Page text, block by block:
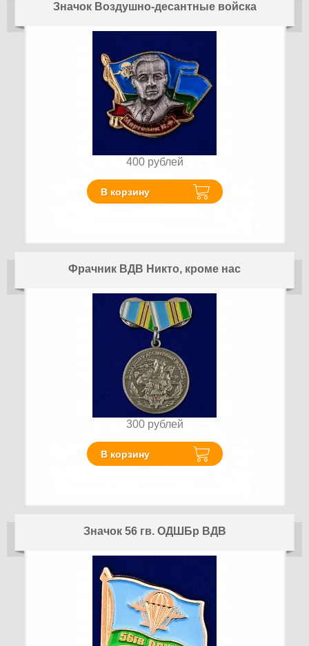
Значок Воздушно-десантные войска
400 рублей
В корзину
Фрачник ВДВ Никто, кроме нас
300 рублей
В корзину
Значок 56 гв. ОДШБр ВДВ